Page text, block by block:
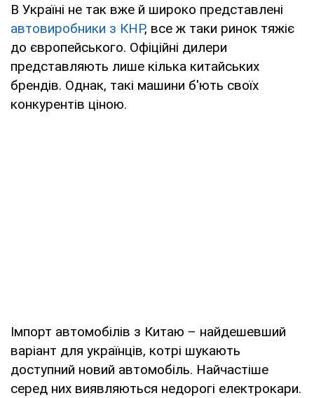
В Україні не так вже й широко представлені
автовиробники з КНР, все ж таки ринок тяжіє
до європейського. Офіційні дилери
представляють лише кілька китайських
брендів. Однак, такі машини б'ють своїх
конкурентів ціною.
Імпорт автомобілів з Китаю – найдешевший
варіант для українців, котрі шукають
доступний новий автомобіль. Найчастіше
серед них виявляються недорогі електрокари.